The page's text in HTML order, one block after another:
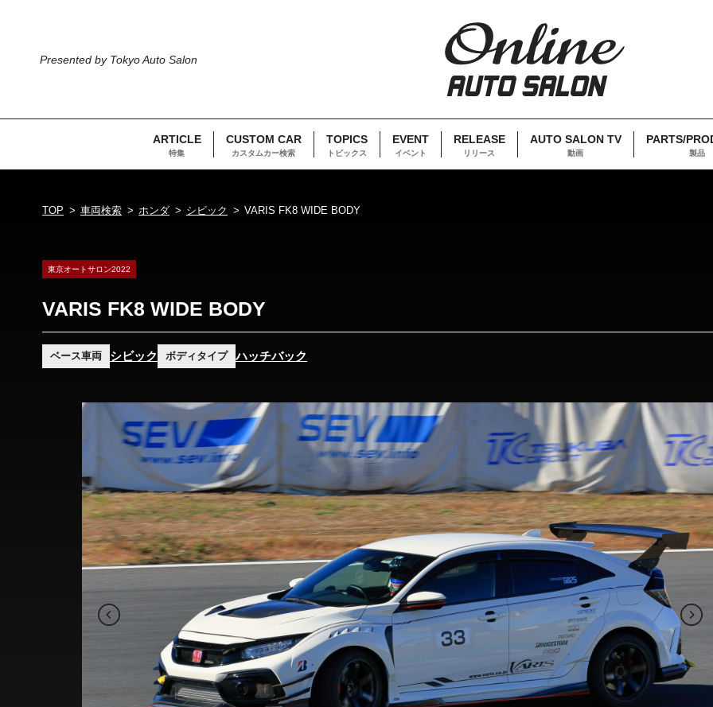
Presented by Tokyo Auto Salon
ARTICLE
特集
CUSTOM CAR
カスタムカー検索
TOPICS
トピックス
EVENT
イベント
RELEASE
リリース
AUTO SALON TV
動画
PARTS/
製品
TOP 車両検索 ホンダ シビック VARIS FK8 WIDE BODY
東京オートサロン2022
VARIS FK8 WIDE BODY
ベース車両 シビック ボディタイプ ハッチバック